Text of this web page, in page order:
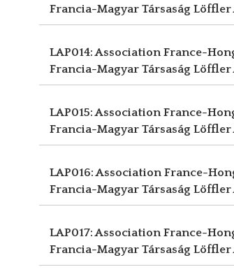
Francia-Magyar Társaság Löffler
LAP014: Association France-
Francia-Magyar Társaság Löffler
LAP015: Association France-
Francia-Magyar Társaság Löffler
LAP016: Association France-
Francia-Magyar Társaság Löffler
LAP017: Association France-
Francia-Magyar Társaság Löffler